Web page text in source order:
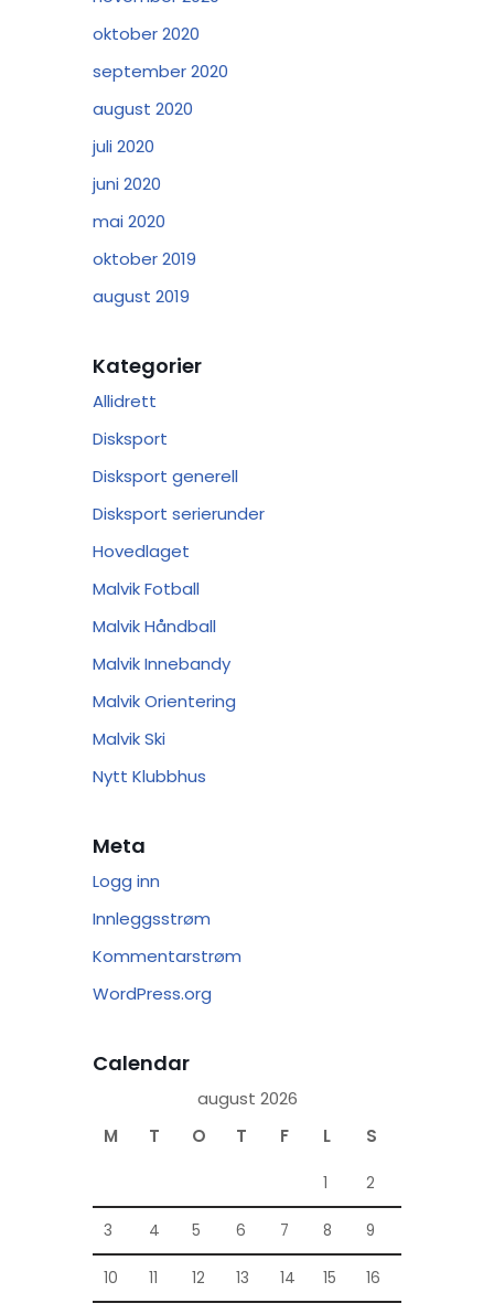
oktober 2020
september 2020
august 2020
juli 2020
juni 2020
mai 2020
oktober 2019
august 2019
Kategorier
Allidrett
Disksport
Disksport generell
Disksport serierunder
Hovedlaget
Malvik Fotball
Malvik Håndball
Malvik Innebandy
Malvik Orientering
Malvik Ski
Nytt Klubbhus
Meta
Logg inn
Innleggsstrøm
Kommentarstrøm
WordPress.org
Calendar
august 2026
M
T O T F L S
1 2
3 4 5 6 7 8 9
10 11 12 13 14 15 16